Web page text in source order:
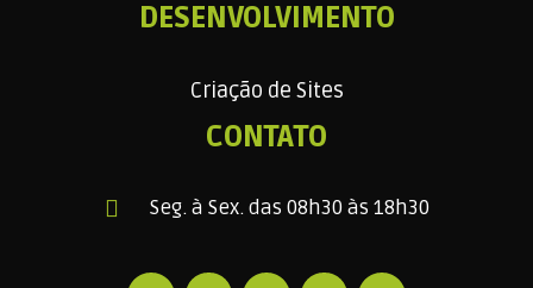
DESENVOLVIMENTO
Criação de Sites
CONTATO
Seg. à Sex. das 08h30 às 18h30